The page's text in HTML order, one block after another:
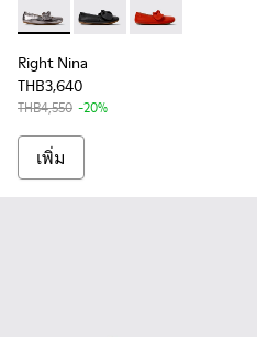
Right Nina - K800434-021 -
Right Nina -Right Nina -
Right Nina
THB3,640
THB4,550 -20%
เพิ่ม